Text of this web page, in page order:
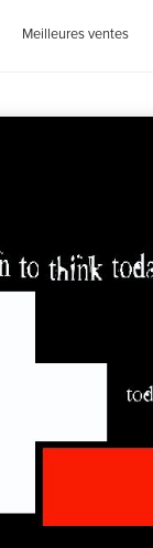
Meilleures ventes